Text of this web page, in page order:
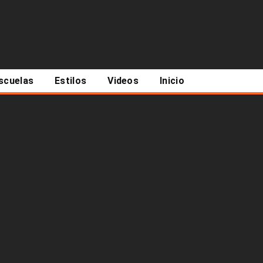
Estilos Videos Inicio